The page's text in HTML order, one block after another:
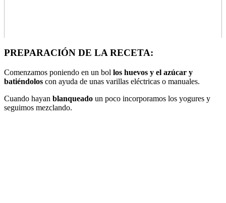
PREPARACIÓN DE LA RECETA:
Comenzamos poniendo en un bol los huevos y el azúcar y
batiéndolos con ayuda de unas varillas eléctricas o manuales.
Cuando hayan blanqueado un poco incorporamos los yogures y
seguimos mezclando.